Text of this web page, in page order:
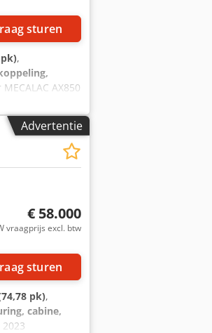
sturen
,
AX850
km/h 46 KW
- hydraulische
- cabine met
alle
Advertentie
€ 58.000
vraagprijs excl. btw
sturen
pk),
cabine,